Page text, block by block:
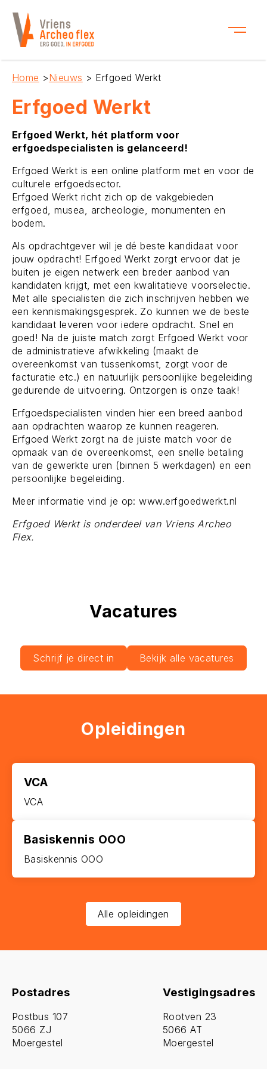
Home >Nieuws > Erfgoed Werkt
Erfgoed Werkt
Erfgoed Werkt, hét platform voor
erfgoedspecialisten is gelanceerd!
Erfgoed Werkt is een online platform met en voor de
culturele erfgoedsector.
Erfgoed Werkt richt zich op de vakgebieden
erfgoed, musea, archeologie, monumenten en
bodem.
Als opdrachtgever wil je dé beste kandidaat voor
jouw opdracht! Erfgoed Werkt zorgt ervoor dat je
buiten je eigen netwerk een breder aanbod van
kandidaten krijgt, met een kwalitatieve voorselectie.
Met alle specialisten die zich inschrijven hebben we
een kennismakingsgesprek. Zo kunnen we de beste
kandidaat leveren voor iedere opdracht. Snel en
goed! Na de juiste match zorgt Erfgoed Werkt voor
de administratieve afwikkeling (maakt de
overeenkomst van tussenkomst, zorgt voor de
facturatie etc.) en natuurlijk persoonlijke begeleiding
gedurende de uitvoering. Ontzorgen is onze taak!
Erfgoedspecialisten vinden hier een breed aanbod
aan opdrachten waarop ze kunnen reageren.
Erfgoed Werkt zorgt na de juiste match voor de
opmaak van de overeenkomst, een snelle betaling
van de gewerkte uren (binnen 5 werkdagen) en een
persoonlijke begeleiding.
Meer informatie vind je op: www.erfgoedwerkt.nl
Erfgoed Werkt is onderdeel van Vriens Archeo
Flex.
Vacatures
Schrijf je direct in Bekijk alle vacatures
Opleidingen
VCA
VCA
Basiskennis OOO
Basiskennis OOO
Alle opleidingen
Postadres
Postbus 107
5066 ZJ
Moergestel
Vestigingsadres
Rootven 23
5066 AT
Moergestel